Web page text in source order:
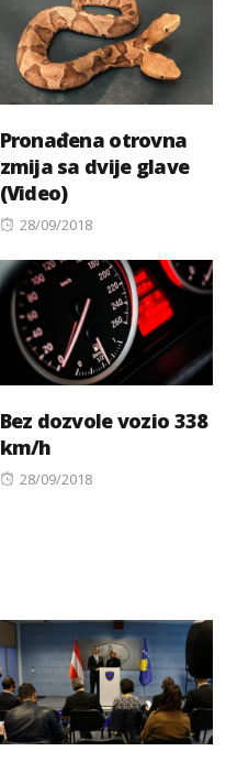
Pronađena otrovna
zmija sa dvije glave
(Video)
Posted
28/09/2018
Bez dozvole vozio 338
km/h
Posted
28/09/2018